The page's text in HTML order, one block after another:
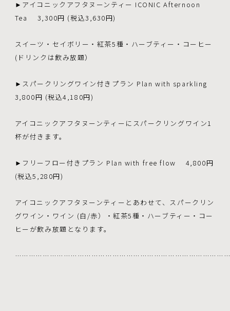
►アイコニックアフタヌーンティー ICONIC Afternoon
Tea 3,300円 (税込3,630円)
スイーツ・セイボリー・紅茶5種・ハーブティー・コーヒー
(ドリンクは飲み放題）
►スパークリングワイン付きプラン Plan with sparkling
3,800円 (税込4,180円)
アイコニックアフタヌーンティーにスパークリングワイン1
杯が付きます。
►フリーフロー付きプラン Plan with free flow 4,800円
(税込5,280円)
アイコニックアフタヌーンティーとあわせて、スパークリン
グワイン・ワイン (白/赤）・紅茶5種・ハーブティー・コー
ヒーが飲み放題となります。